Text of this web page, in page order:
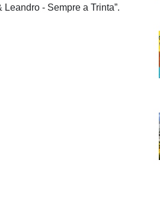
Leandro - Sempre a Trinta”.